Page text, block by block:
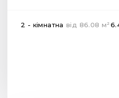
2 - кімнатна від 86.08 м 2